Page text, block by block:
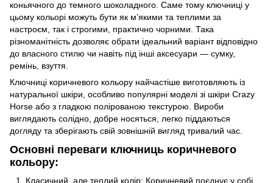
коньячного до темного шоколадного. Саме тому ключниці у
цьому кольорі можуть бути як м’якими та теплими за
настроєм, так і строгими, практично чорними. Така
різноманітність дозволяє обрати ідеальний варіант відповідно
до власного стилю чи навіть під інші аксесуари — сумку,
ремінь, взуття.
Ключниці коричневого кольору найчастіше виготовляють із
натуральної шкіри, особливо популярні моделі зі шкіри Crazy
Horse або з гладкою полірованою текстурою. Вироби
виглядають солідно, добре носяться, легко піддаються
догляду та зберігають свій зовнішній вигляд тривалий час.
Основні переваги ключниць коричневого
кольору:
Класичний, але теплий колір: Коричневий поєднує у собі